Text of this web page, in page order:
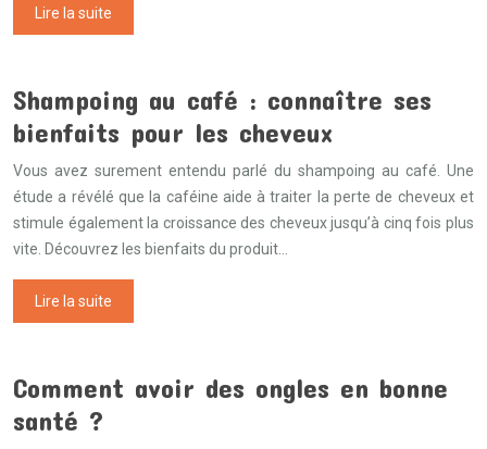
Lire la suite
Shampoing au café : connaître ses
bienfaits pour les cheveux
Vous avez surement entendu parlé du shampoing au café. Une
étude a révélé que la caféine aide à traiter la perte de cheveux et
stimule également la croissance des cheveux jusqu’à cinq fois plus
vite. Découvrez les bienfaits du produit…
Lire la suite
Comment avoir des ongles en bonne
santé ?